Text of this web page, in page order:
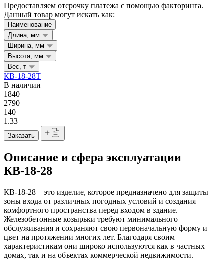
Предоставляем отсрочку платежа с помощью факторинга.
Данный товар могут искать как:
Наименование
Длина, мм
Ширина, мм
Высота, мм
Вес, т
КВ-18-28Т
В наличии
1840
2790
140
1.33
Заказать
Описание и сфера эксплуатации
КВ-18-28
КВ-18-28 – это изделие, которое предназначено для защиты
зоны входа от различных погодных условий и создания
комфортного пространства перед входом в здание.
Железобетонные козырьки требуют минимального
обслуживания и сохраняют свою первоначальную форму и
цвет на протяжении многих лет. Благодаря своим
характеристикам они широко используются как в частных
домах, так и на объектах коммерческой недвижимости.